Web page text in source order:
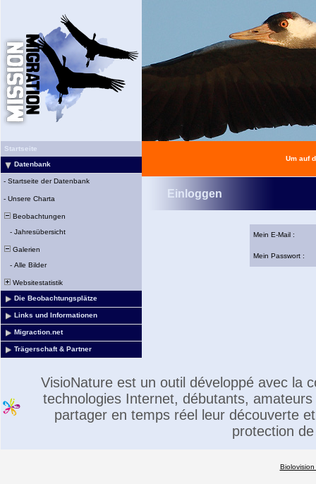
Startseite
Datenbank
- Startseite der Datenbank
- Unsere Charta
Beobachtungen
- Jahresübersicht
Galerien
- Alle Bilder
Websitestatistik
Die Beobachtungsplätze
Links und Informationen
Migraction.net
Trägerschaft & Partner
Um auf
Einloggen
Mein E-Mail :
Mein Passwort :
VisioNature est un outil développé avec la
technologies Internet, débutants,
partager en temps réel leur découverte
protection
Biolovision